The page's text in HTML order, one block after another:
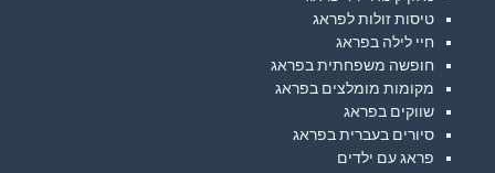
מקומות מומלצים בפראג
שווקים בפראג
פראג עם ילדים
הצהרת נגישות